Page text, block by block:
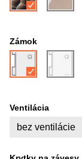
Zámok
Ventilácia